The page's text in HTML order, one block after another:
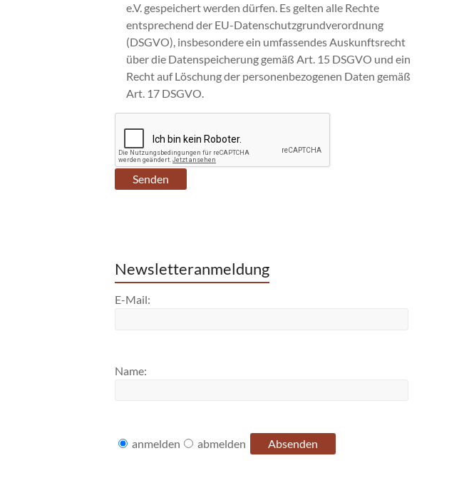
e.V. gespeichert werden dürfen. Es gelten alle Rechte
entsprechend der EU-Datenschutzgrundverordnung
(DSGVO), insbesondere ein umfassendes Auskunftsrecht
über die Datenspeicherung gemäß Art. 15 DSGVO und ein
Recht auf Löschung der personenbezogenen Daten gemäß
Art. 17 DSGVO.
Newsletteranmeldung
E-Mail:
Name:
anmelden abmelden